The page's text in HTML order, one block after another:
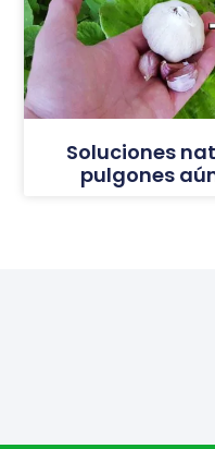
Soluciones
pulgones